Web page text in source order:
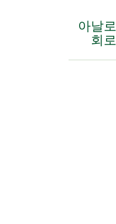
아날
회로